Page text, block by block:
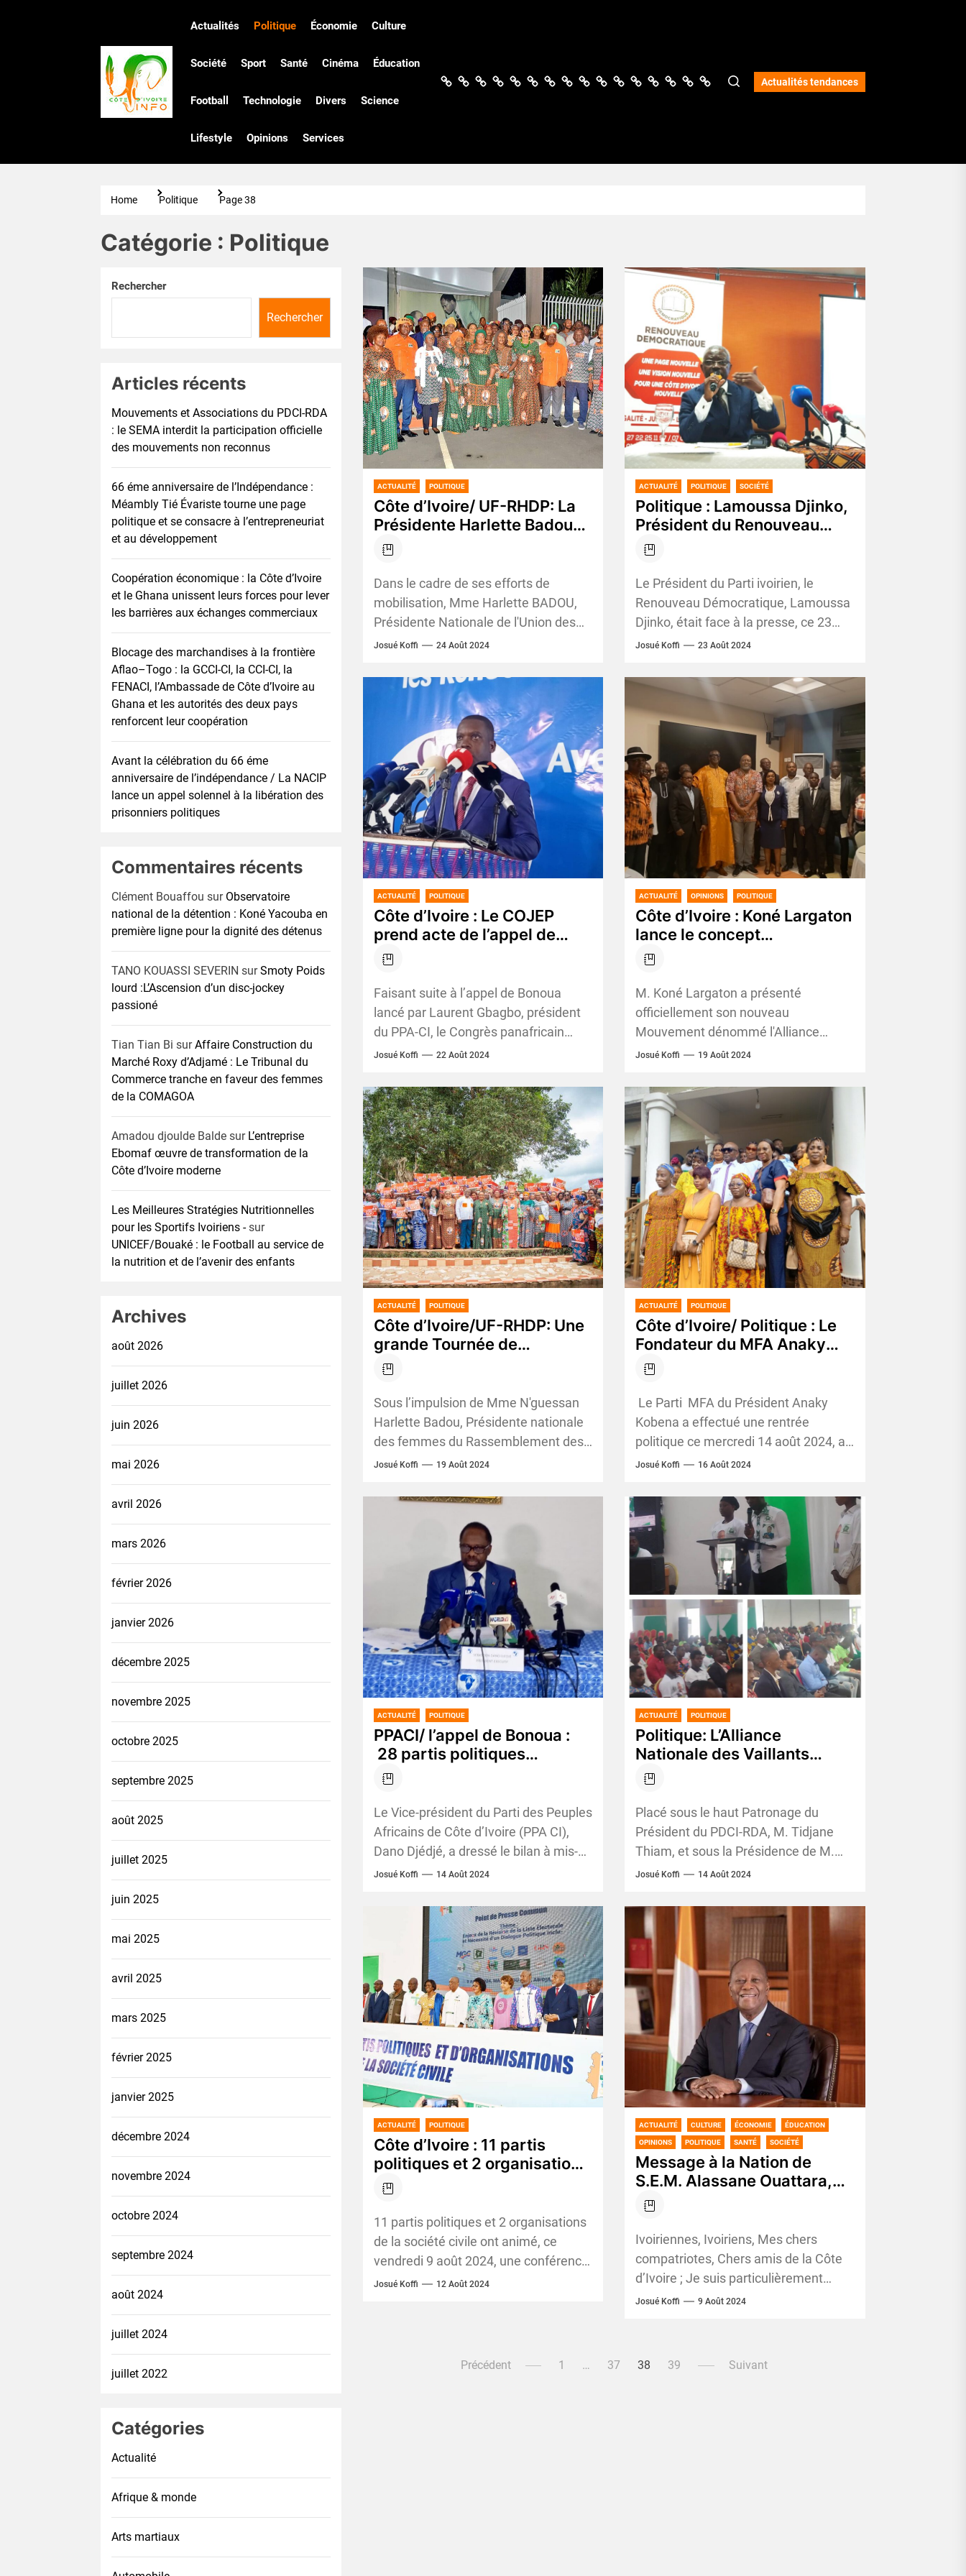
Côte
d'Ivoire
Infos
Actualités Politique Économie Culture
Société Sport Santé Cinéma Éducation
Football Technologie Divers Science
Lifestyle Opinions Services
Actualités
Politique
Économie
CultureSociété
SportSantéCinémaÉducation
Football
Technologie
DiversScience
Lifestyle
OpinionsServices Actualités tendances
Home Politique Page 38
Catégorie : Politique
ACTUALITÉ POLITIQUE
Côte d’Ivoire/ UF-RHDP: La
Présidente Harlette Badou
Mobilise les femmes du
Grand Abidjan
Dans le cadre de ses efforts de
mobilisation, Mme Harlette BADOU,
Présidente Nationale de l'Union des
Femmes du Rassemblement des
et...
Josué Koffi 24 Août 2024
ACTUALITÉ POLITIQUE SOCIÉTÉ
Politique : Lamoussa Djinko,
Président du Renouveau
Démocratique, «Tous les
Présidents qui se sont
succédé à la tête du pays,
sont coupables du problème
lié à la nationalité
ivoirienne»
Le Président du Parti ivoirien, le
Renouveau Démocratique, Lamoussa
Djinko, était face à la presse, ce 23
août 2024, pour animer une
Josué Koffi 23 Août 2024
ACTUALITÉ POLITIQUE
Côte d’Ivoire : Le COJEP
prend acte de l’appel de
Bonoua et réaffirme son
engagement pour des
élections transparentes en
2025
Faisant suite à l’appel de Bonoua
lancé par Laurent Gbagbo, président
du PPA-CI, le Congrès panafricain
pour la justice et l’égalité des peuples
Josué Koffi 22 Août 2024
ACTUALITÉ OPINIONS POLITIQUE
Côte d’Ivoire : Koné Largaton
lance le concept
«alassaniste », pour la
promotion de la philosophie
d’Alassane Ouattara
M. Koné Largaton a présenté
officiellement son nouveau
Mouvement dénommé l'Alliance
Alassaniste Evolutionniste Africaniste
cours d'une conférence...
Josué Koffi 19 Août 2024
ACTUALITÉ POLITIQUE
Côte d’Ivoire/UF-RHDP: Une
grande Tournée de
Mobilisation des militantes
du RHDP est prévue du 21 au
27 août 2024 dans le
District Autonome d’Abidjan
Sous l’impulsion de Mme N'guessan
Harlette Badou, Présidente nationale
des femmes du Rassemblement des
Houphouëtistes pour la Démocratie et
grande...
Josué Koffi 19 Août 2024
ACTUALITÉ POLITIQUE
Côte d’Ivoire/ Politique : Le
Fondateur du MFA Anaky
Kobena remobilise son parti
pour les échéances
électorales futures
Le Parti MFA du Président Anaky
Kobena a effectué une rentrée
politique ce mercredi 14 août 2024, au
siège de son Parti à Abidjan/Cocody,
Josué Koffi 16 Août 2024
ACTUALITÉ POLITIQUE
PPACI/ l’appel de Bonoua :
28 partis politiques
répondent à Laurent
Gbagbo
Le Vice-président du Parti des Peuples
Africains de Côte d’Ivoire (PPA CI),
Dano Djédjé, a dressé le bilan à mis-
parcourt de la démarche ‘’discrète’’
Josué Koffi 14 Août 2024
ACTUALITÉ POLITIQUE
Politique: L’Alliance
Nationale des Vaillants
Jeunes du PDCI-RDA
s’engage pour la victoire en
2025
Placé sous le haut Patronage du
Président du PDCI-RDA, M. Tidjane
Thiam, et sous la Présidence de M.
Lessiehi Mathias, Secrétaire exécutif
Josué Koffi 14 Août 2024
ACTUALITÉ POLITIQUE
Côte d’Ivoire : 11 partis
politiques et 2 organisations
de la société civile unis pour
les Elections présidentielles
de 2025
11 partis politiques et 2 organisations
de la société civile ont animé, ce
vendredi 9 août 2024, une conférence
de presse commune pour la
Josué Koffi 12 Août 2024
ACTUALITÉ CULTURE ÉCONOMIE ÉDUCATION
OPINIONS POLITIQUE SANTÉ SOCIÉTÉ
Message à la Nation de
S.E.M. Alassane Ouattara,
Président de la République à
l’occasion du 64e
anniversaire de
l’indépendance de la Côte
d’Ivoire
Ivoiriennes, Ivoiriens, Mes chers
compatriotes, Chers amis de la Côte
d’Ivoire ; Je suis particulièrement
heureux de m’adresser à vous à
Josué Koffi 9 Août 2024
Précédent 1 … 37 38 39 Suivant
Rechercher
Rechercher
Articles récents
Mouvements et Associations du PDCI-RDA
: le SEMA interdit la participation officielle
des mouvements non reconnus
66 éme anniversaire de l’Indépendance :
Méambly Tié Évariste tourne une page
politique et se consacre à l’entrepreneuriat
et au développement
Coopération économique : la Côte d’Ivoire
et le Ghana unissent leurs forces pour lever
les barrières aux échanges commerciaux
Blocage des marchandises à la frontière
Aflao–Togo : la GCCI-CI, la CCI-CI, la
FENACI, l’Ambassade de Côte d’Ivoire au
Ghana et les autorités des deux pays
renforcent leur coopération
Avant la célébration du 66 éme
anniversaire de l’indépendance / La NACIP
lance un appel solennel à la libération des
prisonniers politiques
Commentaires récents
Clément Bouaffou sur Observatoire
national de la détention : Koné Yacouba en
première ligne pour la dignité des détenus
TANO KOUASSI SEVERIN surSmoty Poids
lourd :L’Ascension d’un disc-jockey
passioné
Tian Tian Bi surAffaire Construction du
Marché Roxy d’Adjamé : Le Tribunal du
Commerce tranche en faveur des femmes
de la COMAGOA
Amadou djoulde Balde sur L’entreprise
Ebomaf œuvre de transformation de la
Côte d’Ivoire moderne
Les Meilleures Stratégies Nutritionnelles
pour les Sportifs Ivoiriens -sur
UNICEF/Bouaké : le Football au service de
la nutrition et de l’avenir des enfants
Archives
août 2026
juillet 2026
juin 2026
mai 2026
avril 2026
mars 2026
février 2026
janvier 2026
décembre 2025
novembre 2025
octobre 2025
septembre 2025
août 2025
juillet 2025
juin 2025
mai 2025
avril 2025
mars 2025
février 2025
janvier 2025
décembre 2024
novembre 2024
octobre 2024
septembre 2024
août 2024
juillet 2024
juillet 2022
Catégories
Actualité
Afrique & monde
Arts martiaux